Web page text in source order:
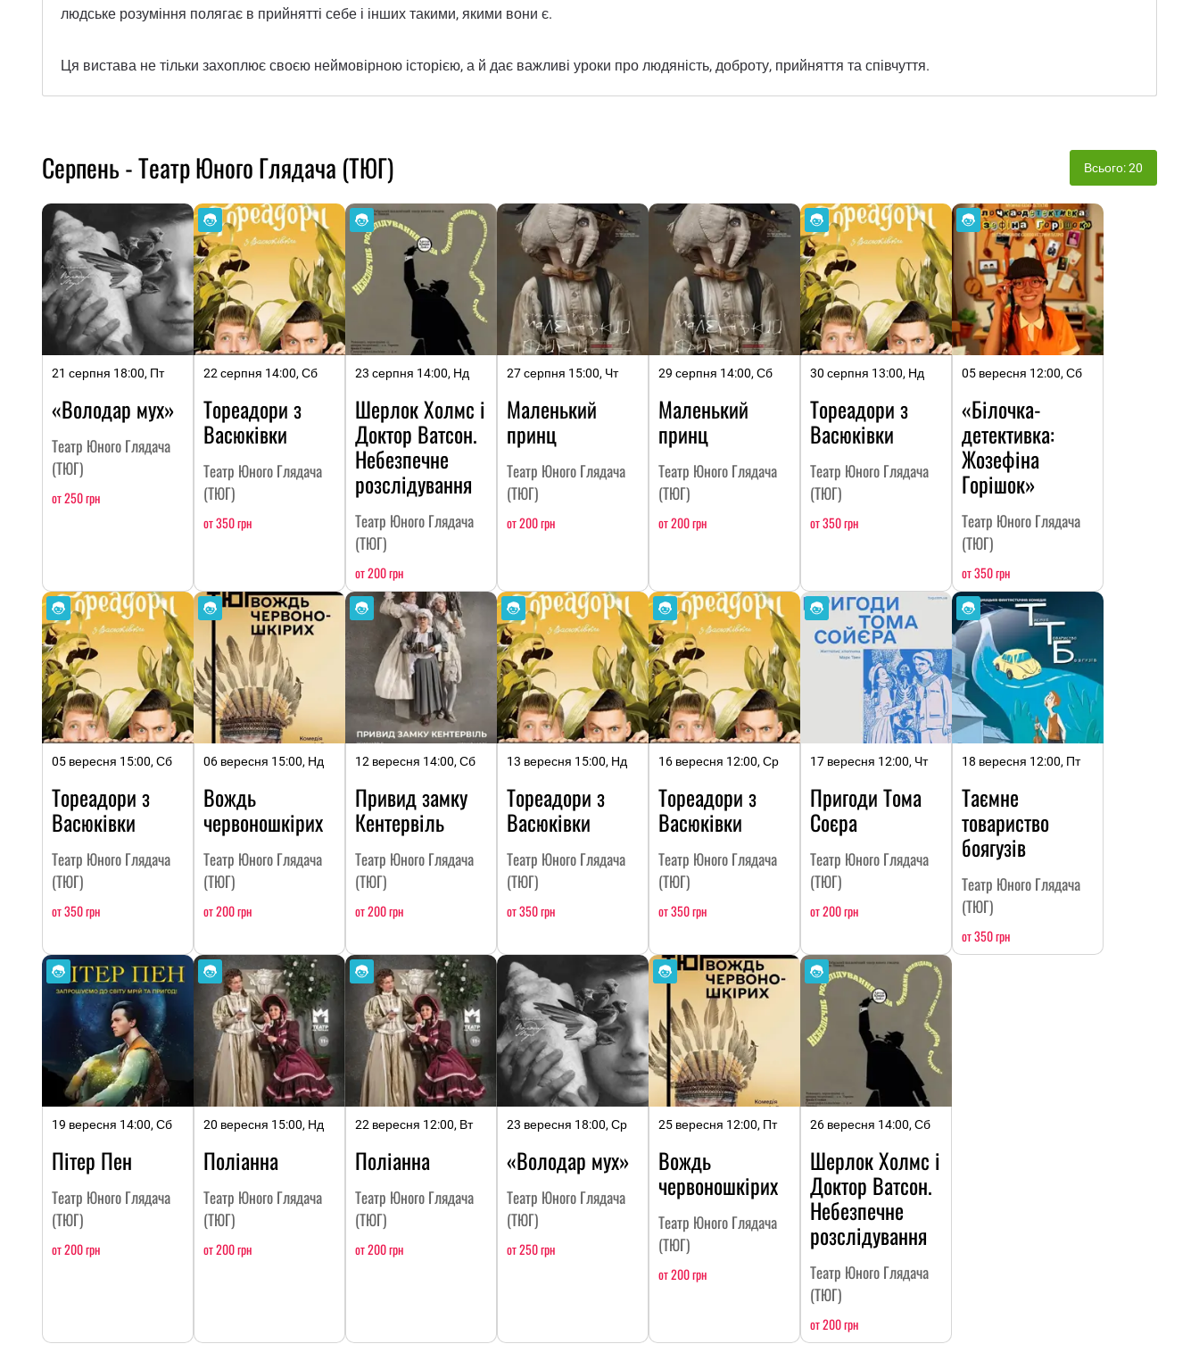
людське розуміння полягає в прийнятті себе і інших такими, якими вони є.
Ця вистава не тільки захоплює своєю неймовірною історією, а й дає важливі уроки про людяність, доброту, прийняття та співчуття.
Серпень - Театр Юного Глядача (ТЮГ) Всього: 20
21 серпня 18:00, Пт
«Володар мух»
Театр Юного Глядача
(ТЮГ)
от 250 грн
22 серпня 14:00, Сб
Тореадори з
Васюківки
Театр Юного Глядача
(ТЮГ)
от 350 грн
23 серпня 14:00, Нд
Шерлок Холмс і
Доктор Ватсон.
Небезпечне
розслідування
Театр Юного Глядача
(ТЮГ)
от 200 грн
27 серпня 15:00, Чт
Маленький
принц
Театр Юного Глядача
(ТЮГ)
от 200 грн
29 серпня 14:00, Сб
Маленький
принц
Театр Юного Глядача
(ТЮГ)
от 200 грн
30 серпня 13:00, Нд
Тореадори з
Васюківки
Театр Юного Глядача
(ТЮГ)
от 350 грн
05 вересня 12:00, Сб
«Білочка-
детективка:
Жозефіна
Горішок»
Театр Юного Глядача
(ТЮГ)
от 350 грн
05 вересня 15:00, Сб
Тореадори з
Васюківки
Театр Юного Глядача
(ТЮГ)
от 350 грн
06 вересня 15:00, Нд
Вождь
червоношкірих
Театр Юного Глядача
(ТЮГ)
от 200 грн
12 вересня 14:00, Сб
Привид замку
Кентервіль
Театр Юного Глядача
(ТЮГ)
от 200 грн
13 вересня 15:00, Нд
Тореадори з
Васюківки
Театр Юного Глядача
(ТЮГ)
от 350 грн
16 вересня 12:00, Ср
Тореадори з
Васюківки
Театр Юного Глядача
(ТЮГ)
от 350 грн
17 вересня 12:00, Чт
Пригоди Тома
Соєра
Театр Юного Глядача
(ТЮГ)
от 200 грн
18 вересня 12:00, Пт
Таємне
товариство
боягузів
Театр Юного Глядача
(ТЮГ)
от 350 грн
19 вересня 14:00, Сб
Пітер Пен
Театр Юного Глядача
(ТЮГ)
от 200 грн
20 вересня 15:00, Нд
Поліанна
Театр Юного Глядача
(ТЮГ)
от 200 грн
22 вересня 12:00, Вт
Поліанна
Театр Юного Глядача
(ТЮГ)
от 200 грн
23 вересня 18:00, Ср
«Володар мух»
Театр Юного Глядача
(ТЮГ)
от 250 грн
25 вересня 12:00, Пт
Вождь
червоношкірих
Театр Юного Глядача
(ТЮГ)
от 200 грн
26 вересня 14:00, Сб
Шерлок Холмс і
Доктор Ватсон.
Небезпечне
розслідування
Театр Юного Глядача
(ТЮГ)
от 200 грн